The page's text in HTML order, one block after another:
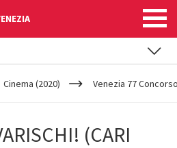
Cinema (2020) Venezia 77
(CARI